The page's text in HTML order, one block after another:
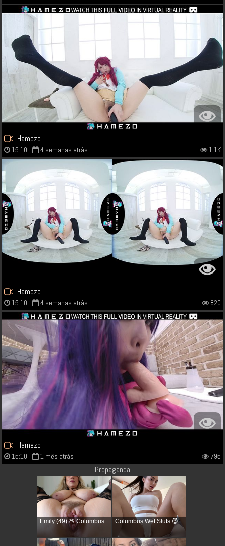
Hamezo
15:10 4 semanas atrás 1.1K
Hamezo
15:10 4 semanas atrás 820
Hamezo
15:10 1 mês atrás 795
Propaganda
Emily (49) 🍑 Columbus Columbus Wet Sluts 😈